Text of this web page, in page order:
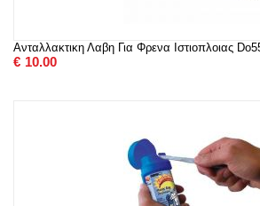
Ανταλλακτικη Λαβη Για Φρενα Ιστιοπλοιας
€ 10.00